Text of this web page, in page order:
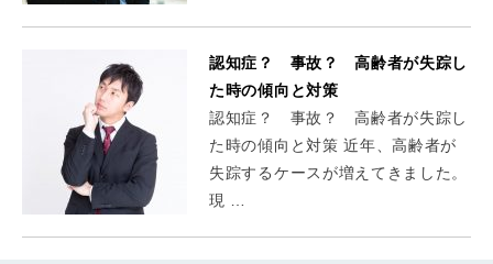
認知症？ 事故？ 高齢者が失踪し
た時の傾向と対策
認知症？ 事故？ 高齢者が失踪し
た時の傾向と対策 近年、高齢者が
失踪するケースが増えてきました。
現 …